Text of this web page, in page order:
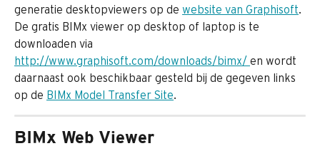
generatie desktopviewers op de website van Graphisoft.
De gratis BIMx viewer op desktop of laptop is te
downloaden via
http://www.graphisoft.com/downloads/bimx/ en wordt
daarnaast ook beschikbaar gesteld bij de gegeven links
op de BIMx Model Transfer Site.
BIMx Web Viewer